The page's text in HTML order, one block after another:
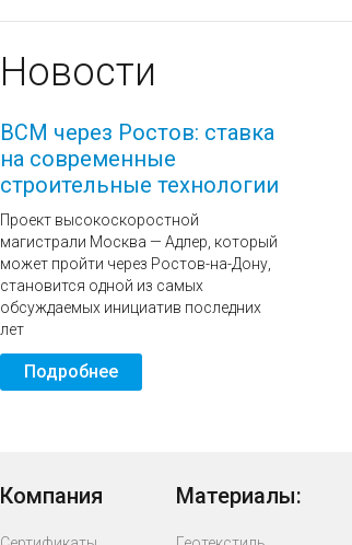
Новости
ВСМ через Ростов: ставка
на современные
строительные технологии
Проект высокоскоростной
магистрали Москва — Адлер, который
может пройти через Ростов-на-Дону,
становится одной из самых
обсуждаемых инициатив последних
лет
Подробнее
Компания Материалы: